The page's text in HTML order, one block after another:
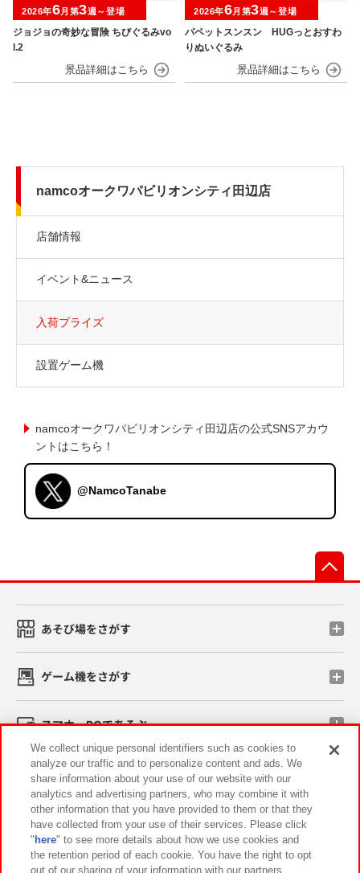
ジョジョの奇妙な冒険 ちびぐるみvo
l.2
2026年6月第3週～登場
パペットスンスン HUGっとおすわ
りぬいぐるみ
2026年6月第3週～登場
namcoオークワパビリオンシティ田辺店
店舗情報
イベント&ニュース
入荷プライズ
設置ゲーム機
namcoオークワパビリオンシティ田辺店の公式SNSアカウ
ントはこちら！
@NamcoTanabe
あそび場をさがす
ゲーム機をさがす
スマホ・PCであそぶ
イベント・キャンペーン
関連会社 サステナビリティ サイトポリシー
We collect unique personal identifiers such as cookies to
analyze our traffic and to personalize content and ads. We
share information about your use of our website with our
analytics and advertising partners, who may combine it with
other information that you have provided to them or that they
have collected from your use of their services. Please click
" here" to see more details about how we use cookies and
the retention period of each cookie. You have the right to opt
out of our sharing of your information with our partners.